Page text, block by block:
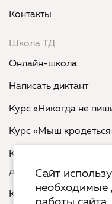
Контакты
Школа ТД
Онлайн-школа
Написать диктант
Курс «Никогда не
Курс «Мыш
Курс «Русская
двоеточия»
Курс «Я пишу - мне
Сайт
необходимые